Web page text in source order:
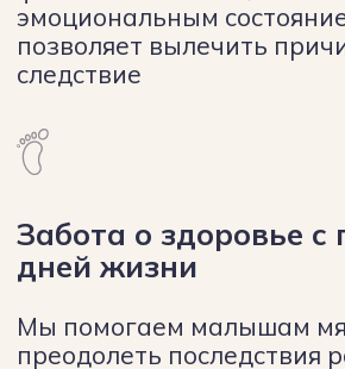
рекомендуют нас